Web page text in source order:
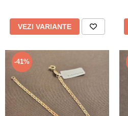
VEZI VARIANTE
-41%